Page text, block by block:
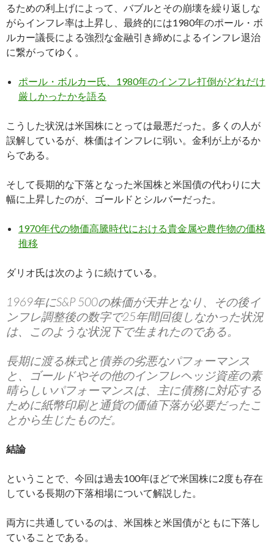
るための利上げによって、バブルとその崩壊を繰り返しな
がらインフレ率は上昇し、最終的には1980年のポール・ボ
ルカー議長による強烈な金融引き締めによるインフレ退治
に繋がってゆく。
ポール・ボルカー氏、1980年のインフレ打倒がどれだけ
厳しかったかを語る
こうした状況は米国株にとっては最悪だった。多くの人が
誤解しているが、株価はインフレに弱い。金利が上がるか
らである。
そして長期的な下落となった米国株と米国債の代わりに大
幅に上昇したのが、ゴールドとシルバーだった。
1970年代の物価高騰時代における貴金属や農作物の価格
推移
ダリオ氏は次のように続けている。
1969年にS&P 500の株価が天井となり、その後イ
ンフレ調整後の数字で25年間回復しなかった状況
は、このような状況下で生まれたのである。
長期に渡る株式と債券の劣悪なパフォーマンス
と、ゴールドやその他のインフレヘッジ資産の素
晴らしいパフォーマンスは、主に債務に対応する
ために紙幣印刷と通貨の価値下落が必要だったこ
とから生じたものだ。
結論
ということで、今回は過去100年ほどで米国株に2度も存在
している長期の下落相場について解説した。
両方に共通しているのは、米国株と米国債がともに下落し
ていることである。